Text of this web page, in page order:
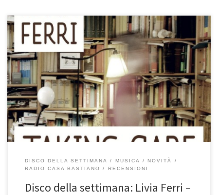
C’era proprio bisogno di un disco così nella settimana appena
passata! Taking Care è un disco intimo, caldo, molto casalingo.
Sembra Ani DiFranco, ma non lo è, sembra Sheryl Crow, ma ci
assomiglia solo, sembra Beth Orton, ma solo in certi momenti. E’
Livia Ferri, romana e Taking Care è il […]
DISCO DELLA SETTIMANA MUSICA
NOVITÀ
RADIO CASA BASTIANO
RECENSIONI
Disco della settimana: Livia Ferri –